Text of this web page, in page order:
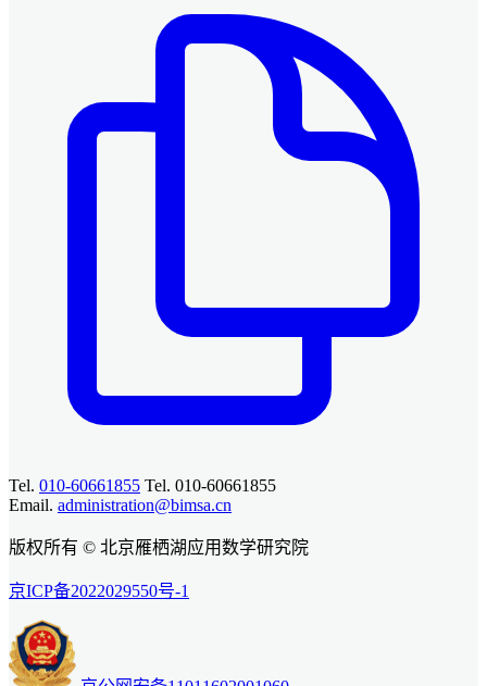
Tel. 010-60661855 Tel. 010-60661855
Email. administration@bimsa.cn
版权所有 © 北京雁栖湖应用数学研究院
京ICP备2022029550号-1